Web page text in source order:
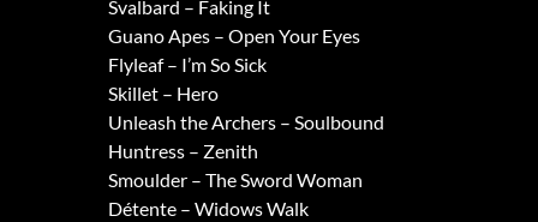
Svalbard – Faking It
Guano Apes – Open Your Eyes
Flyleaf – I’m So Sick
Skillet – Hero
Unleash the Archers – Soulbound
Huntress – Zenith
Smoulder – The Sword Woman
Détente – Widows Walk